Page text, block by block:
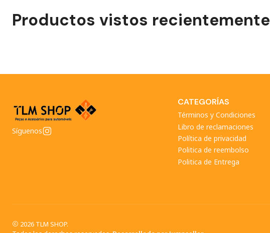
Productos vistos recientemente
Síguenos
CATEGORÍAS
Términos y Condiciones
Libro de reclamaciones
Política de privacidad
Politica de reembolso
Politica de Entrega
2026 TLM SHOP.